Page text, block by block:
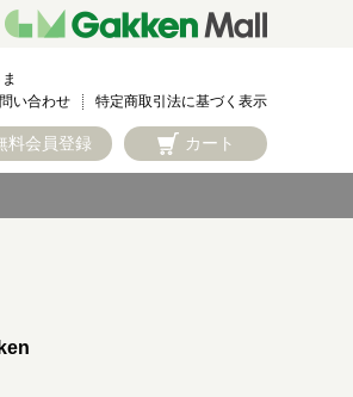
い合わせ 特定商取引法に基づく表示
料会員登録 カート